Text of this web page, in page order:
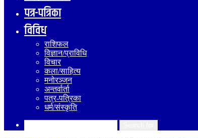
पत्र-पत्रिका
विविध
राशिफल
विज्ञान/प्राविधि
विचार
कला/साहित्य
मनोरञ्जन
अन्तर्वार्ता
पत्र-पत्रिका
धर्म/संस्कृति